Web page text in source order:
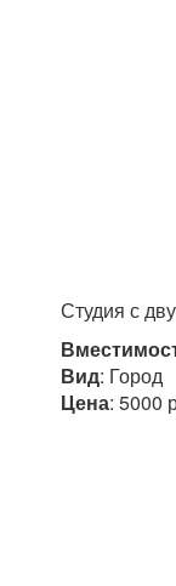
Студия с
Вид: Город
Цена: 5000